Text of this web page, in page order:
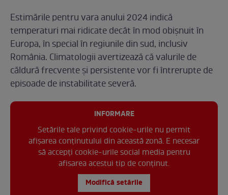
Estimările pentru vara anului 2024 indică
temperaturi mai ridicate decât în mod obișnuit în
Europa, în special în regiunile din sud, inclusiv
România. Climatologii avertizează că valurile de
căldură frecvente și persistente vor fi întrerupte de
episoade de instabilitate severă.
INFORMARE
Setările tale privind cookie-urile nu permit
afișarea conținutului din această zonă. E necesar
să accepți cookie-urile social media pentru
afisarea acestui tip de conținut.
Modifică setările